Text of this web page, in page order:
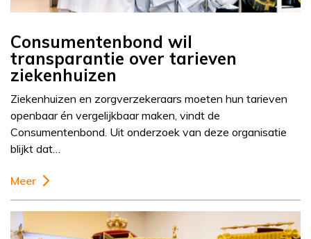
Consumentenbond wil
transparantie over tarieven
ziekenhuizen
Ziekenhuizen en zorgverzekeraars moeten hun tarieven
openbaar én vergelijkbaar maken, vindt de
Consumentenbond. Uit onderzoek van deze organisatie
blijkt dat…
Meer